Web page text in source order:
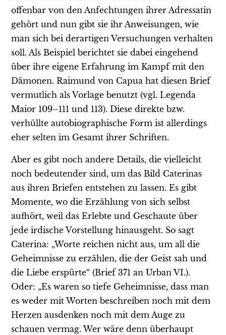
offenbar von den Anfechtungen ihrer Adressatin
gehört und nun gibt sie ihr Anweisungen, wie
man sich bei derartigen Versuchungen verhalten
soll. Als Beispiel berichtet sie dabei eingehend
über ihre eigene Erfahrung im Kampf mit den
Dämonen. Raimund von Capua hat diesen Brief
vermutlich als Vorlage benutzt (vgl. Legenda
Maior 109–111 und 113). Diese direkte bzw.
verhüllte autobiographische Form ist allerdings
eher selten im Gesamt ihrer Schriften.
Aber es gibt noch andere Details, die vielleicht
noch bedeutender sind, um das Bild Caterinas
aus ihren Briefen entstehen zu lassen. Es gibt
Momente, wo die Erzählung von sich selbst
aufhört, weil das Erlebte und Geschaute über
jede irdische Vorstellung hinausgeht. So sagt
Caterina: „Worte reichen nicht aus, um all die
Geheimnisse zu erzählen, die der Geist sah und
die Liebe erspürte“ (Brief 371 an Urban VI.).
Oder: „Es waren so tiefe Geheimnisse, dass man
es weder mit Worten beschreiben noch mit dem
Herzen ausdenken noch mit dem Auge zu
schauen vermag. Wer wäre denn überhaupt